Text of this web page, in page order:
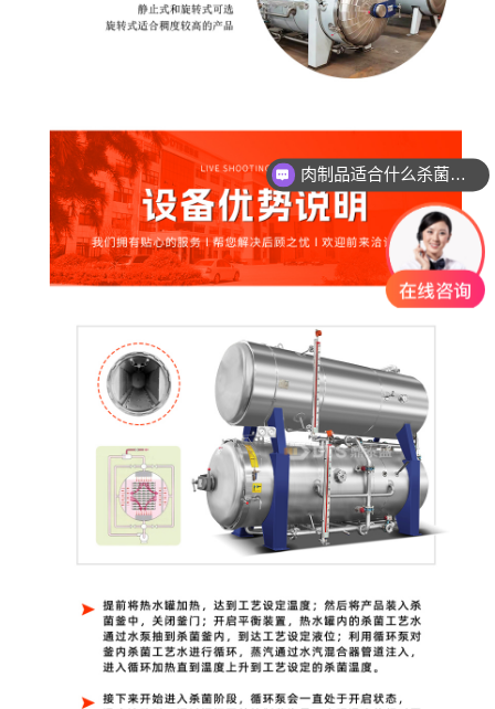
肉制品适合什么杀菌方式?
玻璃瓶燕窝适合什么杀菌方式?